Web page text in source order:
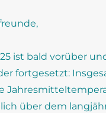
ist bald vorüber
fortgesetzt:
über dem